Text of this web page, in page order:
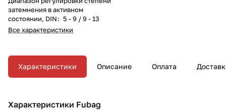
затемнения в активном
состоянии, DIN: 5 - 9 / 9 - 13
Все характеристики
Характеристики Описание Оплата
Характеристики Fubag